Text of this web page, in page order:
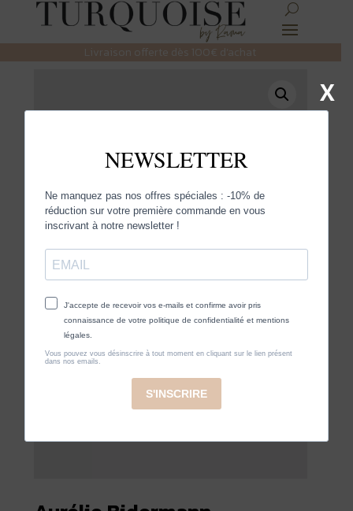
Livraison offerte dès 100€ d’achat
X